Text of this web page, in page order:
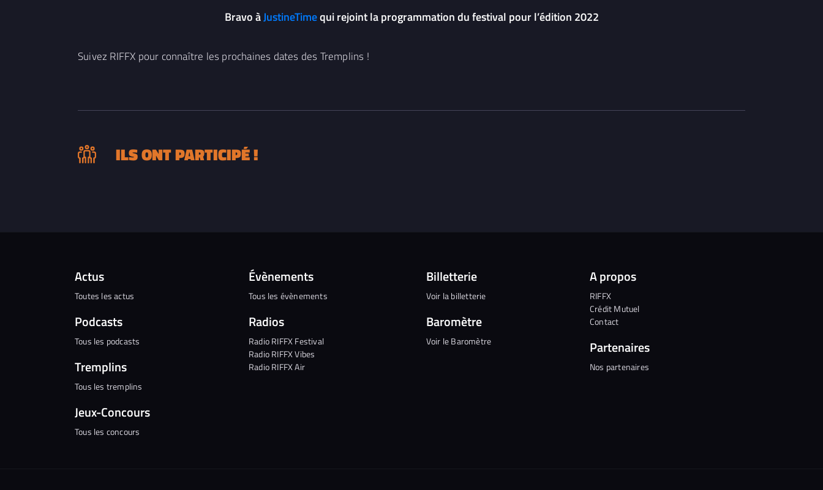
Bravo àJustineTimequi rejoint la programmation du festival pour l’édition 2022
Suivez RIFFX pour connaître les prochaines dates des Tremplins !
ILS ONT PARTICIPÉ !
Actus
Toutes les actus
Podcasts
Tous les podcasts
Tremplins
Tous les tremplins
Jeux-Concours
Tous les concours
Évènements
Tous les évènements
Radios
Radio RIFFX Festival
Radio RIFFX Vibes
Radio RIFFX Air
Billetterie
Voir la billetterie
Baromètre
Voir le Baromètre
A propos
RIFFX
Crédit Mutuel
Contact
Partenaires
Nos partenaires